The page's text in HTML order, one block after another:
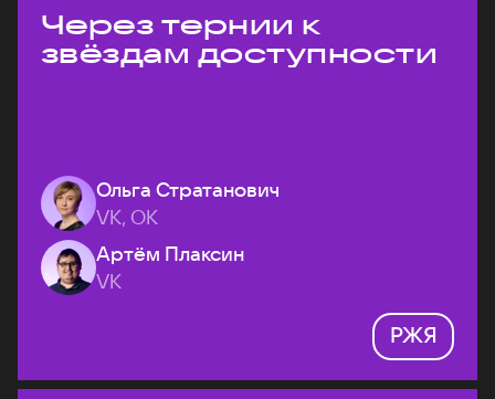
Через тернии к
звёздам доступности
Ольга Стратанович
VK, ОК
Артём Плаксин
VK
РЖЯ